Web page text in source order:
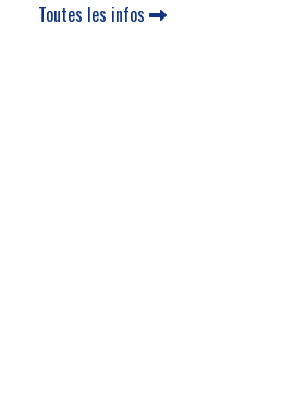
Toutes les infos